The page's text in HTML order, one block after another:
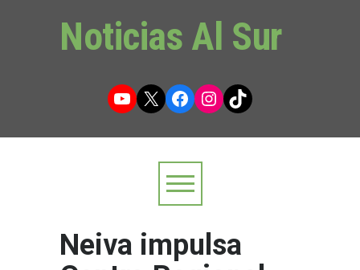
Noticias Al Sur
YouTube
X Facebook
Instagram
TikTok
Neiva impulsa